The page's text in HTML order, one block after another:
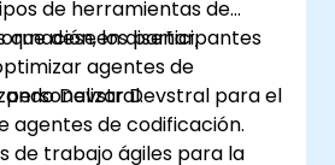
de herramientas de
que deseen diseñar,
agentes de
Devstral.
los participantes
personalizar Devstral para el
agentes de codificación.
de trabajo ágiles para la